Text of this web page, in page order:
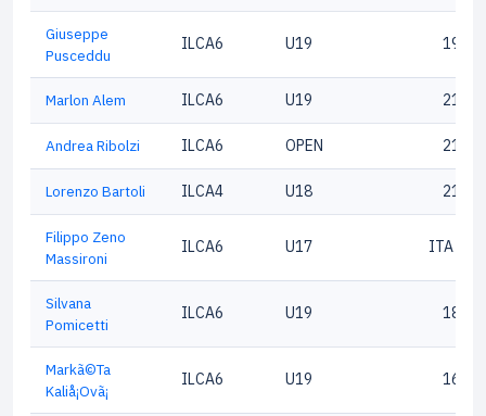
Giuseppe
Pusceddu
ILCA6 U19
Marlon Alem ILCA6 U19
Andrea Ribolzi ILCA6 OPEN
Lorenzo Bartoli ILCA4 U18
Filippo Zeno
Massironi
ILCA6 U17 ITA
Silvana
Pomicetti
ILCA6 U19
Markã©Ta
Kaliå¡Ovã¡
ILCA6 U19